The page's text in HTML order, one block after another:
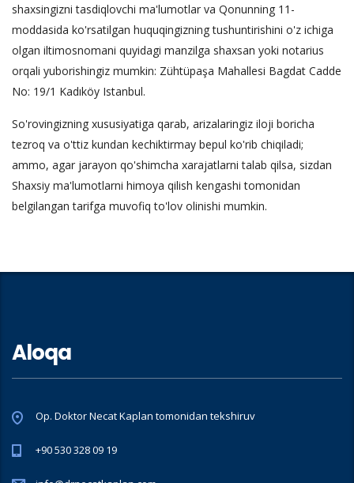
shaxsingizni tasdiqlovchi ma'lumotlar va Qonunning 11-
moddasida ko'rsatilgan huquqingizning tushuntirishini o'z ichiga
olgan iltimosnomani quyidagi manzilga shaxsan yoki notarius
orqali yuborishingiz mumkin: Zühtüpaşa Mahallesi Bagdat Cadde
No: 19/1 Kadıköy Istanbul.
So'rovingizning xususiyatiga qarab, arizalaringiz iloji boricha
tezroq va o'ttiz kundan kechiktirmay bepul ko'rib chiqiladi;
ammo, agar jarayon qo'shimcha xarajatlarni talab qilsa, sizdan
Shaxsiy ma'lumotlarni himoya qilish kengashi tomonidan
belgilangan tarifga muvofiq to'lov olinishi mumkin.
Aloqa
Op. Doktor Necat Kaplan tomonidan tekshiruv
+90 530 328 09 19